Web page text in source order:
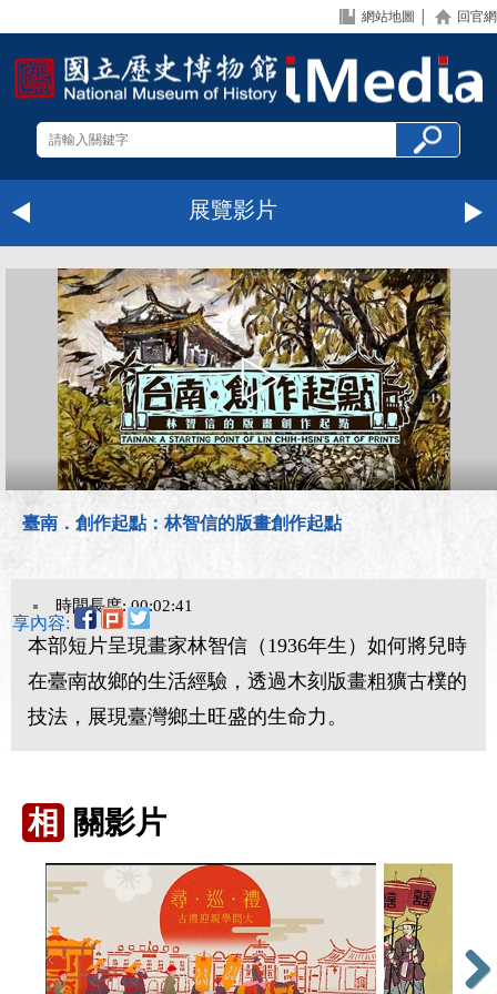
網站地圖 回官網
展覽影片
臺南．創作起點：林智信的版畫創作起點
時間長度: 00:02:41
享內容:
本部短片呈現畫家林智信（1936年生）如何將兒時
在臺南故鄉的生活經驗，透過木刻版畫粗獷古樸的
技法，展現臺灣鄉土旺盛的生命力。
相 關影片